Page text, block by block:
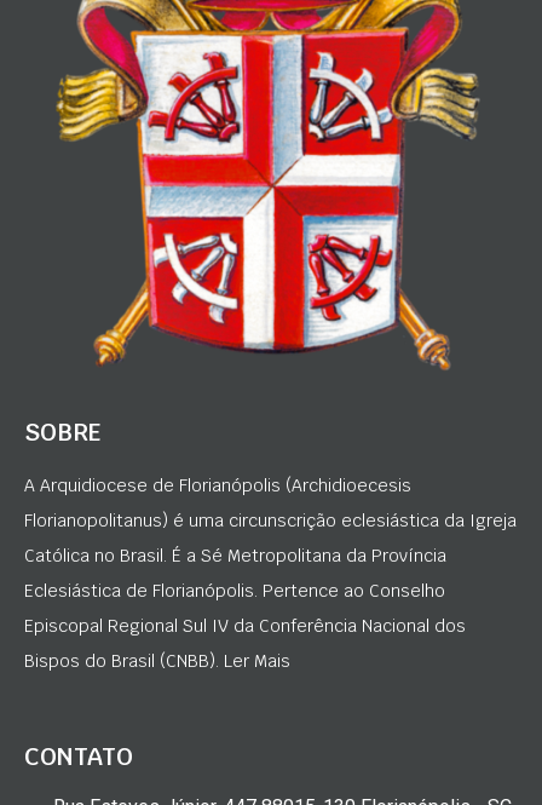
SOBRE
A Arquidiocese de Florianópolis (Archidioecesis
Florianopolitanus) é uma circunscrição eclesiástica da Igreja
Católica no Brasil. É a Sé Metropolitana da Província
Eclesiástica de Florianópolis. Pertence ao Conselho
Episcopal Regional Sul IV da Conferência Nacional dos
Bispos do Brasil (CNBB). Ler Mais
CONTATO